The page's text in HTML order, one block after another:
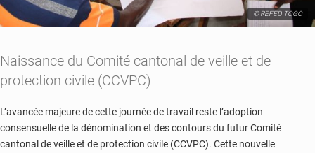
© REFED TOGO
Naissance du Comité cantonal de veille et de
protection civile (CCVPC)
L’avancée majeure de cette journée de travail reste l’adoption
consensuelle de la dénomination et des contours du futur Comité
cantonal de veille et de protection civile (CCVPC). Cette nouvelle